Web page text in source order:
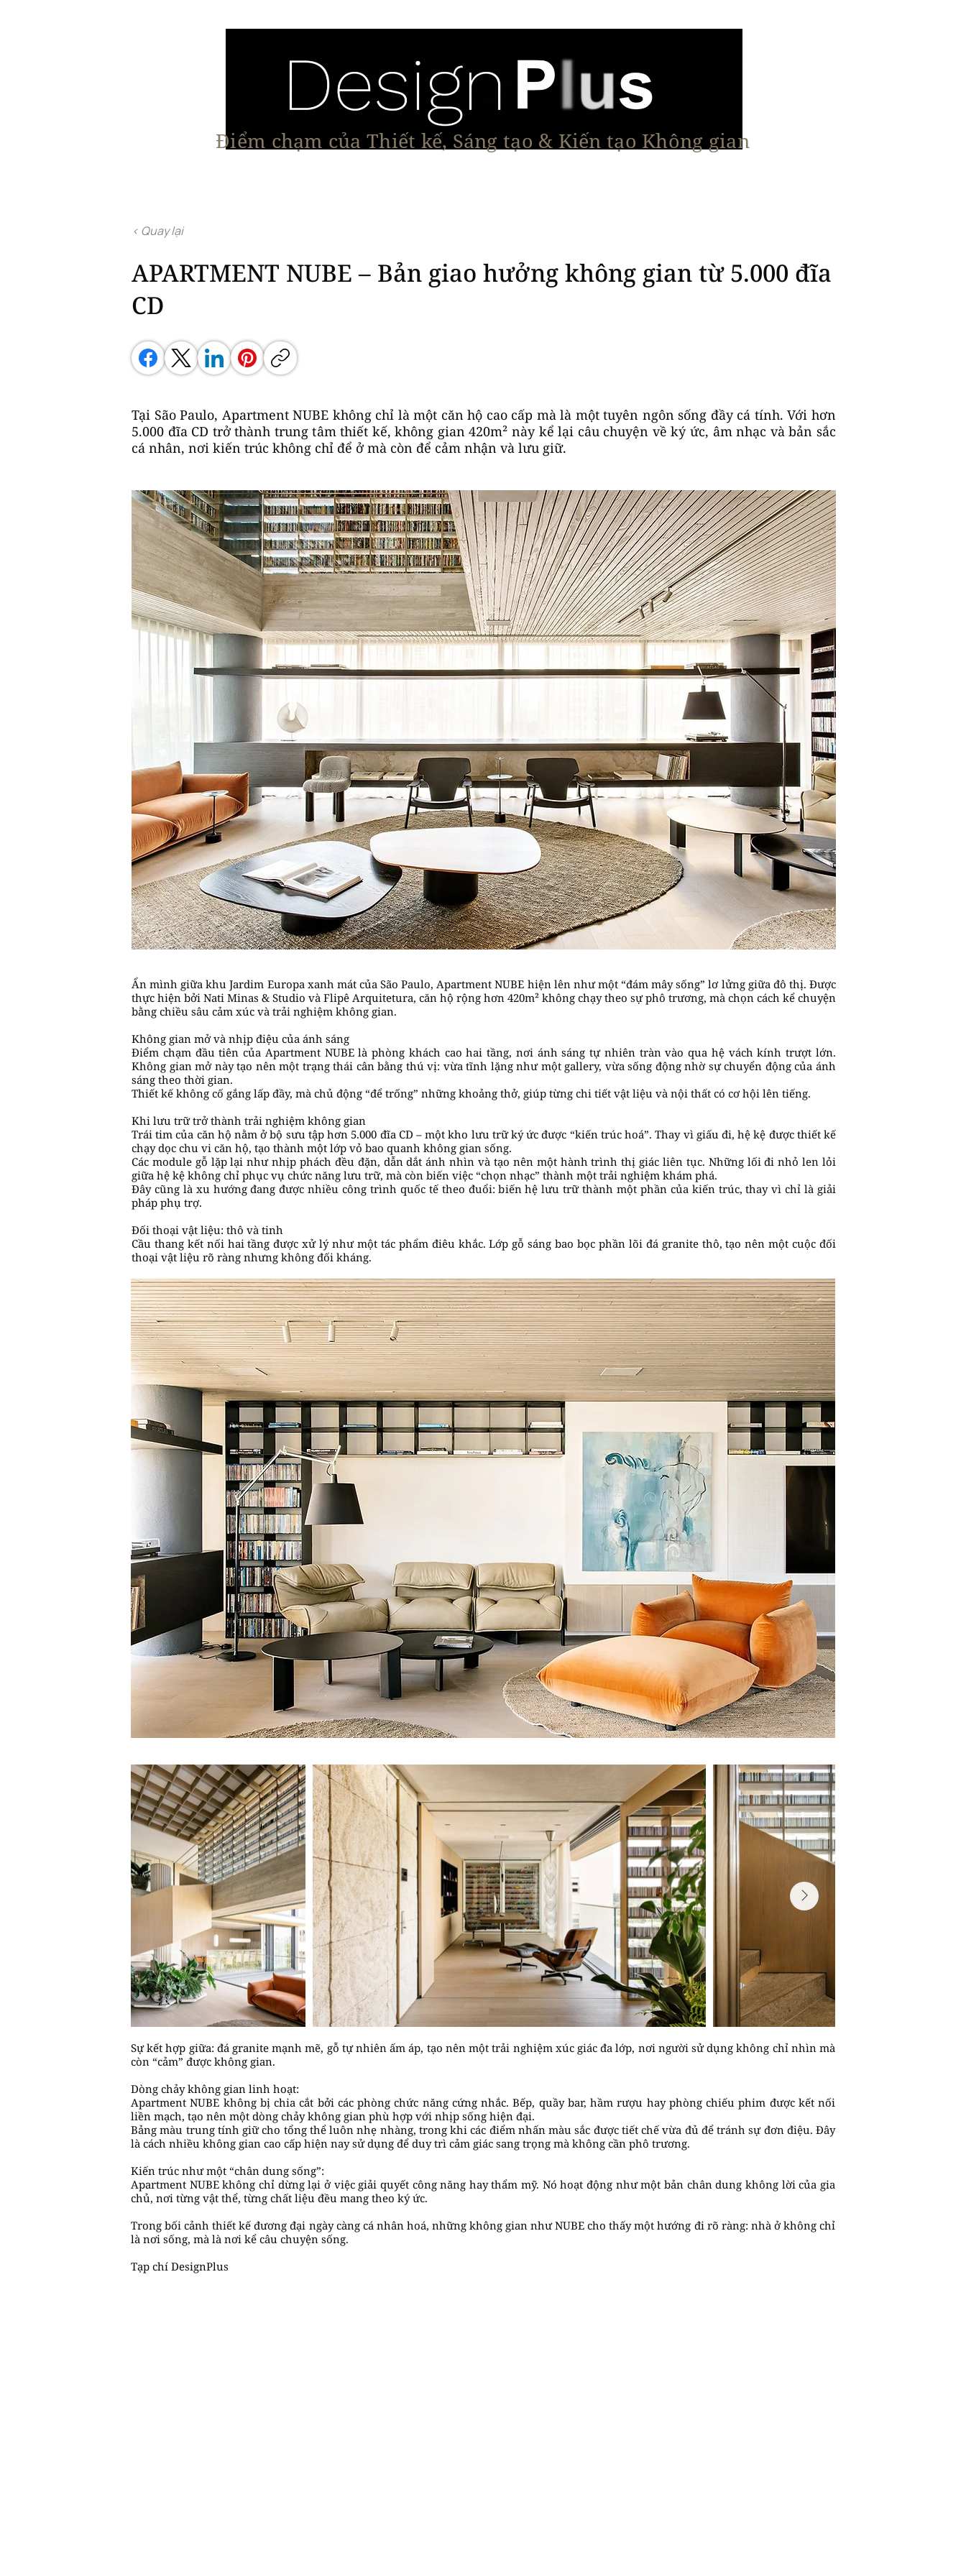
Điểm chạm của Thiết kế, Sáng tạo & Kiến tạo Không gian
< Quay lại
APARTMENT NUBE – Bản giao hưởng không gian từ 5.000 đĩa
CD
Tại São Paulo, Apartment NUBE không chỉ là một căn hộ cao cấp mà là một tuyên ngôn sống đầy cá tính. Với hơn
5.000 đĩa CD trở thành trung tâm thiết kế, không gian 420m² này kể lại câu chuyện về ký ức, âm nhạc và bản sắc
cá nhân, nơi kiến trúc không chỉ để ở mà còn để cảm nhận và lưu giữ.
Ẩn mình giữa khu Jardim Europa xanh mát của São Paulo, Apartment NUBE hiện lên như một “đám mây sống” lơ lửng giữa đô thị. Được
thực hiện bởi Nati Minas & Studio và Flipê Arquitetura, căn hộ rộng hơn 420m² không chạy theo sự phô trương, mà chọn cách kể chuyện
bằng chiều sâu cảm xúc và trải nghiệm không gian.
Không gian mở và nhịp điệu của ánh sáng
Điểm chạm đầu tiên của Apartment NUBE là phòng khách cao hai tầng, nơi ánh sáng tự nhiên tràn vào qua hệ vách kính trượt lớn.
Không gian mở này tạo nên một trạng thái cân bằng thú vị: vừa tĩnh lặng như một gallery, vừa sống động nhờ sự chuyển động của ánh
sáng theo thời gian.
Thiết kế không cố gắng lấp đầy, mà chủ động “để trống” những khoảng thở, giúp từng chi tiết vật liệu và nội thất có cơ hội lên tiếng.
Khi lưu trữ trở thành trải nghiệm không gian
Trái tim của căn hộ nằm ở bộ sưu tập hơn 5.000 đĩa CD – một kho lưu trữ ký ức được “kiến trúc hoá”. Thay vì giấu đi, hệ kệ được thiết kế
chạy dọc chu vi căn hộ, tạo thành một lớp vỏ bao quanh không gian sống.
Các module gỗ lặp lại như nhịp phách đều đặn, dẫn dắt ánh nhìn và tạo nên một hành trình thị giác liên tục. Những lối đi nhỏ len lỏi
giữa hệ kệ không chỉ phục vụ chức năng lưu trữ, mà còn biến việc “chọn nhạc” thành một trải nghiệm khám phá.
Đây cũng là xu hướng đang được nhiều công trình quốc tế theo đuổi: biến hệ lưu trữ thành một phần của kiến trúc, thay vì chỉ là giải
pháp phụ trợ.
Đối thoại vật liệu: thô và tinh
Cầu thang kết nối hai tầng được xử lý như một tác phẩm điêu khắc. Lớp gỗ sáng bao bọc phần lõi đá granite thô, tạo nên một cuộc đối
thoại vật liệu rõ ràng nhưng không đối kháng.
Sự kết hợp giữa: đá granite mạnh mẽ, gỗ tự nhiên ấm áp, tạo nên một trải nghiệm xúc giác đa lớp, nơi người sử dụng không chỉ nhìn mà
còn “cảm” được không gian.
Dòng chảy không gian linh hoạt:
Apartment NUBE không bị chia cắt bởi các phòng chức năng cứng nhắc. Bếp, quầy bar, hầm rượu hay phòng chiếu phim được kết nối
liền mạch, tạo nên một dòng chảy không gian phù hợp với nhịp sống hiện đại.
Bảng màu trung tính giữ cho tổng thể luôn nhẹ nhàng, trong khi các điểm nhấn màu sắc được tiết chế vừa đủ để tránh sự đơn điệu. Đây
là cách nhiều không gian cao cấp hiện nay sử dụng để duy trì cảm giác sang trọng mà không cần phô trương.
Kiến trúc như một “chân dung sống”:
Apartment NUBE không chỉ dừng lại ở việc giải quyết công năng hay thẩm mỹ. Nó hoạt động như một bản chân dung không lời của gia
chủ, nơi từng vật thể, từng chất liệu đều mang theo ký ức.
Trong bối cảnh thiết kế đương đại ngày càng cá nhân hoá, những không gian như NUBE cho thấy một hướng đi rõ ràng: nhà ở không chỉ
là nơi sống, mà là nơi kể câu chuyện sống.
Tạp chí DesignPlus